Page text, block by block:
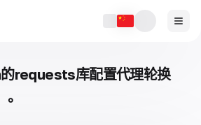
requests库配置代理轮换